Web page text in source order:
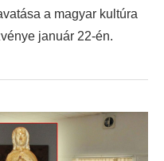
a magyar kultúra
január 22-én.